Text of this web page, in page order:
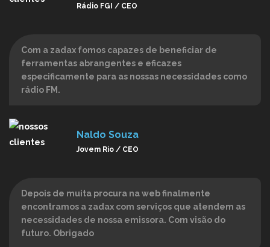
Rádio FGI / CEO
Com a zadax fomos capazes de beneficiar de
ferramentas abrangentes e eficazes
especificamente para as nossas necessidades como
rádio FM.
Naldo Souza
Jovem Rio / CEO
Depois de muita procura na web finalmente
encontramos a zadax com serviços que atendem as
necessidades de nossa emissora. Com visão do
futuro. Obrigado